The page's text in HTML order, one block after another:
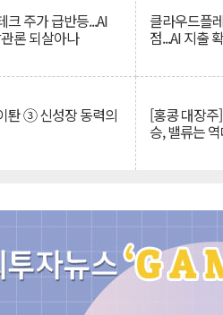
크 주가 급반등...AI
론 되살아나
클라우드플
점...AI 지출
퇀 ③ 신성장 동력의 [홍콩 대장
승, 밸류는